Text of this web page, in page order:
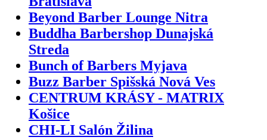
Beyond Barber Lounge Nitra
Buddha Barbershop Dunajská
Streda
Bunch of Barbers Myjava
Buzz Barber Spišská Nová Ves
CENTRUM KRÁSY - MATRIX
Košice
CHI-LI Salón Žilina